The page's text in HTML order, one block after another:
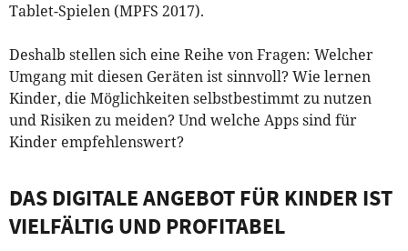
Tablet-Spielen (MPFS 2017).
Deshalb stellen sich eine Reihe von Fragen: Welcher
Umgang mit diesen Geräten ist sinnvoll? Wie lernen
Kinder, die Möglichkeiten selbstbestimmt zu nutzen
und Risiken zu meiden? Und welche Apps sind für
Kinder empfehlenswert?
DAS DIGITALE ANGEBOT FÜR KINDER IST
VIELFÄLTIG UND PROFITABEL